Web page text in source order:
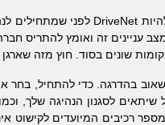
DriveNet
זה ואומץ להתריס
שאוב בהדרגה. כדי להתחיל,
לסגנון הנהיגה שלך,
רכיבים המיועדים לקישוט